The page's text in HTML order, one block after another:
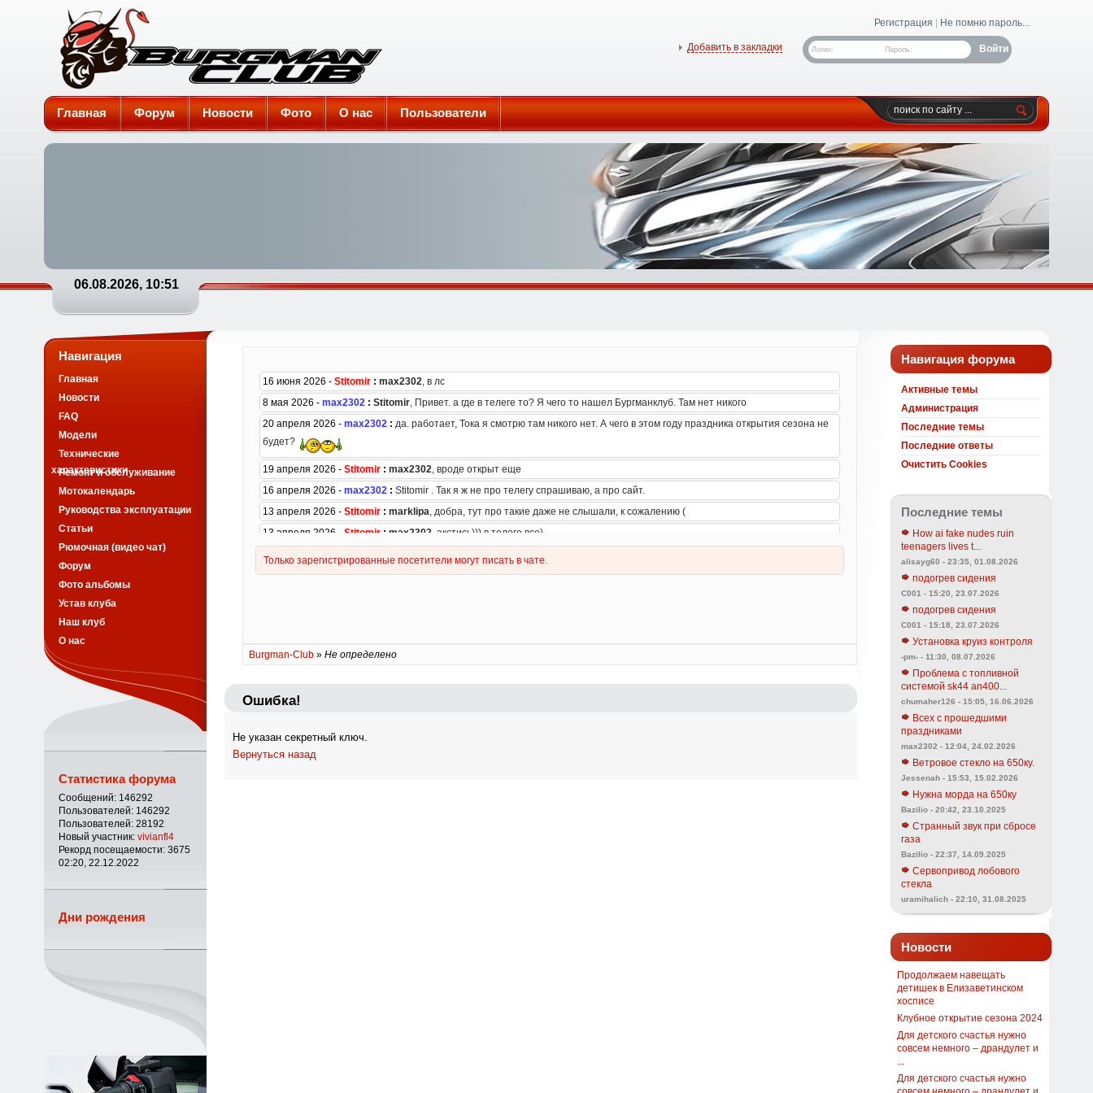
Burgman-Club
Регистрация Не помню пароль...
Логин: Пароль:
Добавить в закладки
Главная Форум Новости Фото О нас Пользователи
06.08.2026, 10:51
Burgman-Club» Не определено
Ошибка!
Не указан секретный ключ.
Вернуться назад
Навигация форума
Активные темы
Администрация
Последние темы
Последние ответы
Очистить Cookies
Последние темы
How ai fake nudes ruin
teenagers lives t...
alisayg60 - 23:35, 01.08.2026
подогрев сидения
C001 - 15:20, 23.07.2026
подогрев сидения
C001 - 15:18, 23.07.2026
Установка круиз контроля
-pm- - 11:30, 08.07.2026
Проблема с топливной
системой sk44 an400...
chumaher126 - 15:05, 16.06.2026
Всех с прошедшими
праздниками
max2302 - 12:04, 24.02.2026
Ветровое стекло на 650ку.
Jessenah - 15:53, 15.02.2026
Нужна морда на 650ку
Bazilio - 20:42, 23.10.2025
Странный звук при сбросе
газа
Bazilio - 22:37, 14.09.2025
Сервопривод лобового
стекла
uramihalich - 22:10, 31.08.2025
Новости
Продолжаем навещать
детишек в Елизаветинском
хосписе
Клубное открытие сезона 2024
Для детского счастья нужно
совсем немного – драндулет и
Для детского счастья нужно
Навигация
Главная
Новости
FAQ
Модели
Технические
характеристики
Ремонт и обслуживание
Мотокалендарь
Руководства эксплуатации
Статьи
Рюмочная (видео чат)
Форум
Фото альбомы
Устав клуба
Наш клуб
О нас
Статистика форума
Сообщений: 146292
Пользователей: 146292
Пользователей: 28192
Новый участник: vivianfl4
Рекорд посещаемости: 3675
02:20, 22.12.2022
Дни рождения